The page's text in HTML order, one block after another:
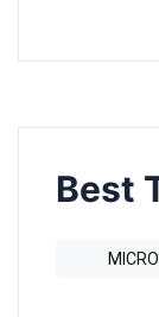
Best